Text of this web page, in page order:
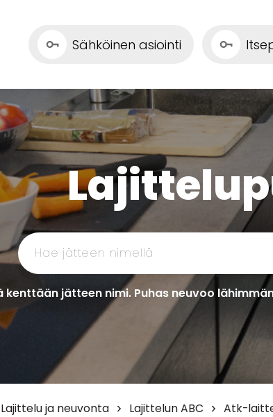
Sähköinen asiointi
kenttään jätteen nimi. Puhas neuvoo
Lajittelu ja neuvonta Lajittelun ABC Atk-